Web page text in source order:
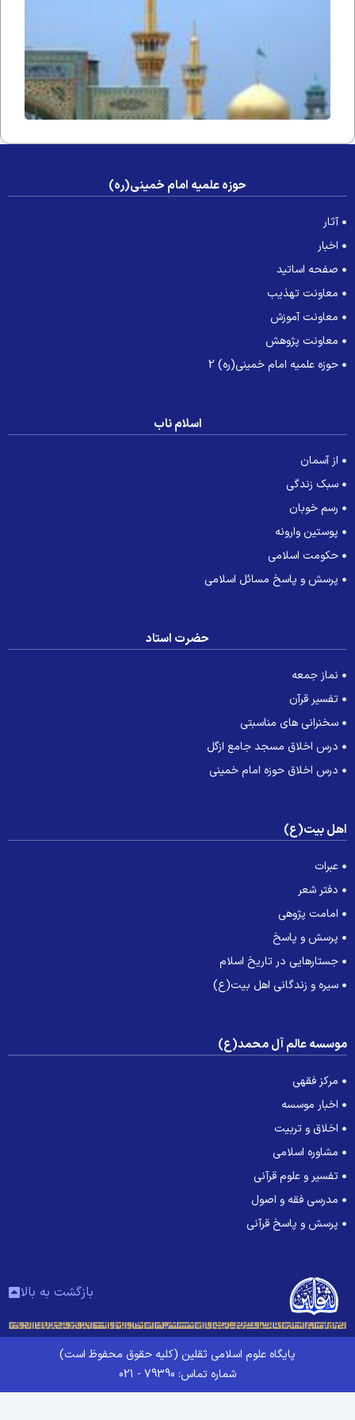
حوزه علمیه امام خمینی(ره)
آثار
اخبار
صفحه اساتید
معاونت تهذیب
معاونت آموزش
معاونت پژوهش
حوزه علمیه امام خمینی(ره) 2
اسلام ناب
از آسمان
سبک زندگی
رسم خوبان
پوستین وارونه
حکومت اسلامی
پرسش و پاسخ مسائل اسلامی
حضرت استاد
نماز جمعه
تفسیر قرآن
سخنرانی های مناسبتی
درس اخلاق مسجد جامع ازگل
درس اخلاق حوزه امام خمینی
بیت(ع)
عبرات
دفتر شعر
امامت پژوهی
پرسش و پاسخ
جستارهایی در تاریخ اسلام
سیره و زندگانی اهل بیت(ع)
عالم آل محمد(ع)
مرکز فقهی
اخبار موسسه
اخلاق و تربیت
مشاوره اسلامی
تفسیر و علوم قرآنی
مدرسی فقه و اصول
پرسش و پاسخ قرآنی
بازگشت به بالا
پایگاه علوم اسلامی ثقلین (کلیه حقوق محفوظ است)
شماره تماس: 79390 - 021